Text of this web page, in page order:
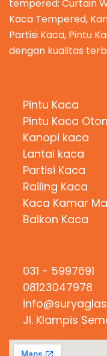
tempered: Curtain
Kaca Tempered,
Partisi Kaca, Pintu
dengan kualitas
Pintu Kaca
Pintu Kaca
Kanopi kaca
Lantai kaca
Partisi Kaca
Railing Kaca
Kaca Kamar
Balkon Kaca
031 - 5997691
08123047978
Jl. Klampis